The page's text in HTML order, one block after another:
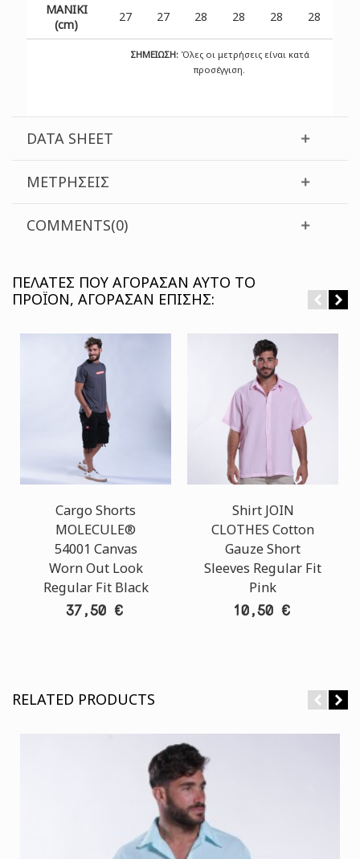
ΣΗΜΕΙΩΣΗ:Όλες οι μετρήσεις είναι κατά
προσέγγιση.
ΜΑΝΙΚΙ
(cm)
27 27 28 28 28 28
DATA SHEET
ΜΕΤΡΉΣΕΙΣ
COMMENTS(0)
ΠΕΛΆΤΕΣ ΠΟΥ ΑΓΌΡΑΣΑΝ ΑΥΤΌ ΤΟ
ΠΡΟΪΌΝ, ΑΓΌΡΑΣΑΝ ΕΠΊΣΗΣ:
Cargo Shorts
MOLECULE®
54001 Canvas
Worn Out Look
Regular Fit Black
37,50 €
Shirt JOIN
CLOTHES Cotton
Gauze Short
Sleeves Regular Fit
Pink
10,50 €
RELATED PRODUCTS